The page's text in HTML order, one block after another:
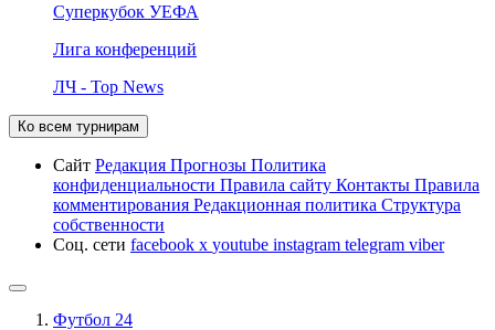
Суперкубок УЕФА
Лига конференций
ЛЧ - Top News
Ко всем турнирам
Сайт Редакция Прогнозы Политика
конфиденциальности Правила сайту Контакты Правила
комментирования Редакционная политика Структура
собственности
Соц. сети facebook x youtube instagram telegram viber
Футбол 24